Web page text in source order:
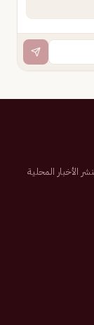
تأسيسها عام 2007م تهتم بنشر الأخبار المحلية